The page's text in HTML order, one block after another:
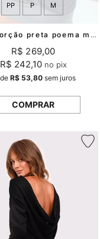
blusa torção preta poema mundo lolita
PP P M
R$ 269,00
R$ 242,10 no pix
deR$ 53,80 sem juros
COMPRAR